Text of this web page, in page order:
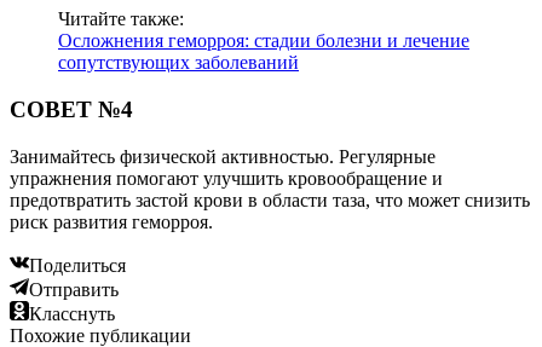
Читайте также:
Осложнения геморроя: стадии болезни и лечение
сопутствующих заболеваний
СОВЕТ №4
Занимайтесь физической активностью. Регулярные
упражнения помогают улучшить кровообращение и
предотвратить застой крови в области таза, что может снизить
риск развития геморроя.
Поделиться
Отправить
Класснуть
Похожие публикации